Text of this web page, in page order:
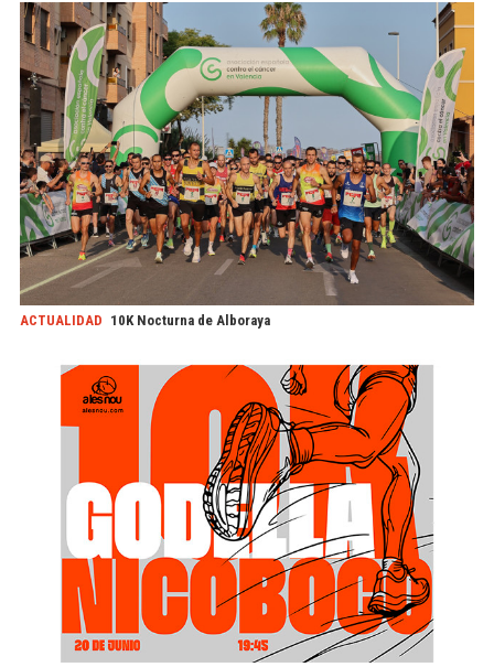
ACTUALIDAD 10K Nocturna de Alboraya